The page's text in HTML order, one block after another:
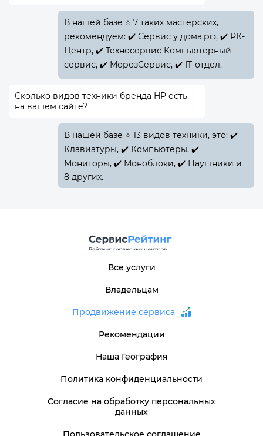
В нашей базе ⭐ 7 таких мастерских,
рекомендуем: ✔️ Сервис у дома.рф, ✔️ РК-
Центр, ✔️ Техносервис Компьютерный
сервис, ✔️ МорозСервис, ✔️ IT-отдел.
Сколько видов техники бренда HP есть
на вашем сайте?
В нашей базе ⭐ 13 видов техники, это: ✔️
Клавиатуры, ✔️ Компьютеры, ✔️
Мониторы, ✔️ Моноблоки, ✔️ Наушники и
8 других.
Все услуги
Владельцам
Продвижение сервиса
Рекомендации
Наша География
Политика конфиденциальности
Согласие на обработку персональных
данных